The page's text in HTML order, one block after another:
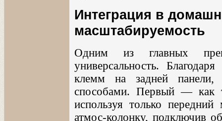
Интеграция в
масштабируемость
Одним из главных
универсальность.
клемм на задней
способами. Первый — как
используя только
атмос-колонку, подключив